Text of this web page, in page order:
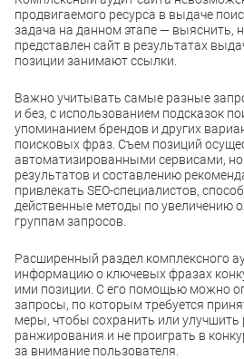
продвигаемого ресурса в выдаче
задача на данном этапе — выяснить,
представлен сайт в результатах
позиции занимают ссылки.
Важно учитывать самые разные
и без, с использованием подсказок
упоминанием брендов и других
поисковых фраз. Съем позиций
автоматизированными сервисами, но
результатов и составлению
привлекать SEO-специалистов,
действенные методы по увеличению
группам запросов.
Расширенный раздел комплексного
информацию о ключевых фразах
ими позиции. С его помощью можно
запросы, по которым требуется
меры, чтобы сохранить или улучшить
ранжирования и не проиграть в
за внимание пользователя.